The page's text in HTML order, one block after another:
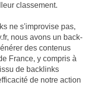
classement.
ne s'improvise pas,
nous avons un back-
des contenus
France, y compris à
de backlinks
de notre action